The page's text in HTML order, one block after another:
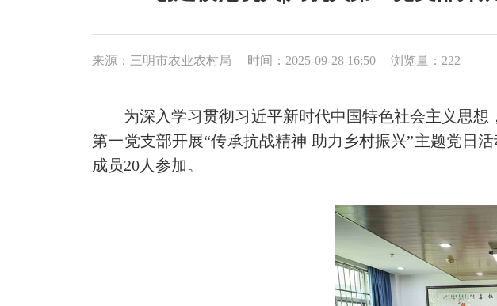
来源：三明市农业农村局 时间：2025-09-28 16:50 浏览量：222
为深入学习贯彻习近平新时代中国特色社会主义思想
第一党支部开展“传承抗战精神 助力乡村振兴”主题党日
成员20人参加。